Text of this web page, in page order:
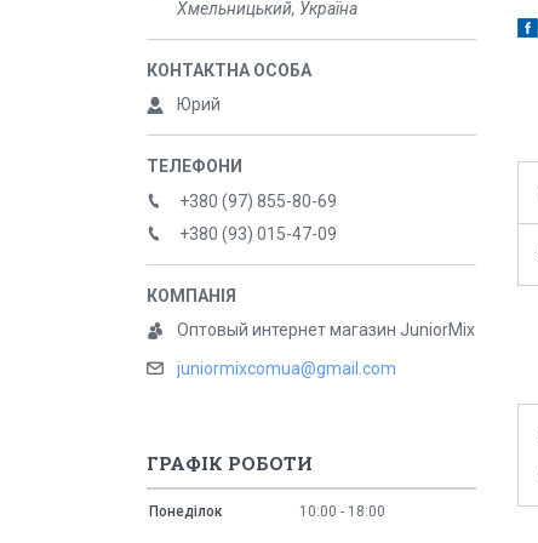
Хмельницький, Україна
Юрий
+380 (97) 855-80-69
+380 (93) 015-47-09
Оптовый интернет магазин JuniorMix
juniormixcomua@gmail.com
ГРАФІК РОБОТИ
Понеділок 10:00 18:00